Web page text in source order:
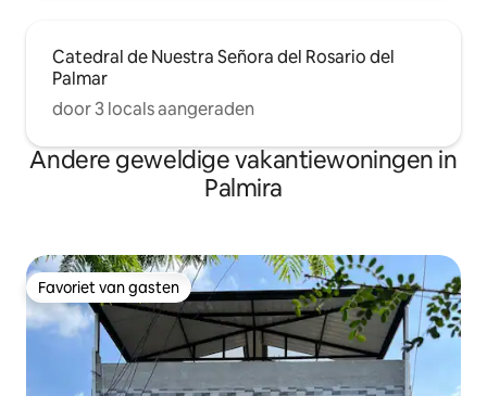
Catedral de Nuestra Señora del Rosario del
Palmar
door 3 locals aangeraden
Andere geweldige vakantiewoningen in
Palmira
Favoriet van gasten
Favoriet van gasten